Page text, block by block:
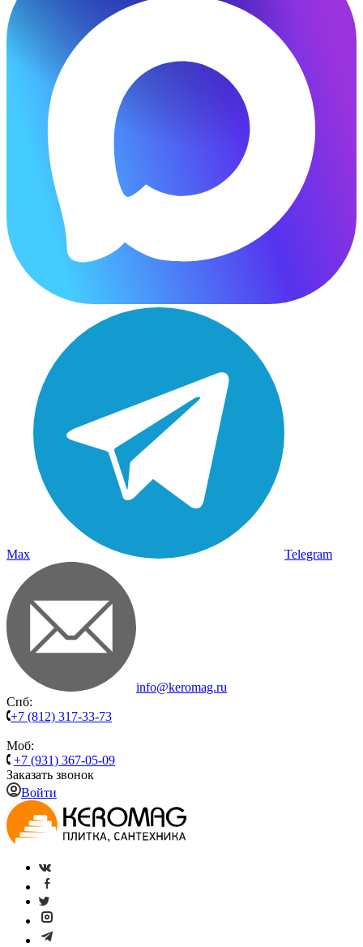
Max Telegram
info@keromag.ru
Спб:
+7 (812) 317-33-73
Моб:
+7 (931) 367-05-09
Заказать звонок
Войти